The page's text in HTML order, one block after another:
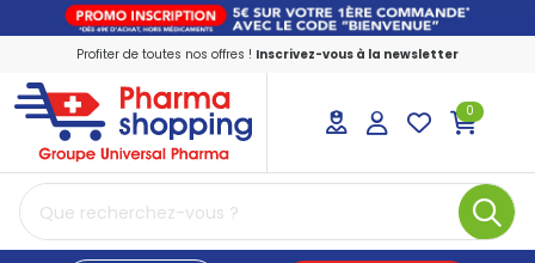
Profiter de toutes nos offres ! Inscrivez-vous à la newsletter
PharmaShopping Votre pharmacie en
0